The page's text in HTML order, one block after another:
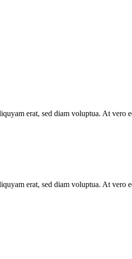
erat, sed diam voluptua. At vero
erat, sed diam voluptua. At vero